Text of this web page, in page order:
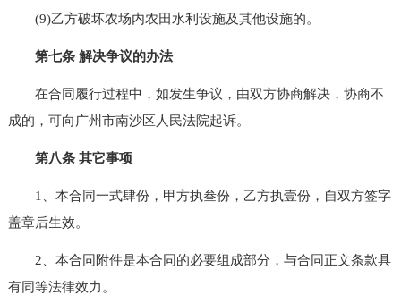
(9)乙方破坏农场内农田水利设施及其他设施的。
第七条 解决争议的办法
在合同履行过程中，如发生争议，由双方协商解决，协商不
成的，可向广州市南沙区人民法院起诉。
第八条 其它事项
1、本合同一式肆份，甲方执叁份，乙方执壹份，自双方签字
盖章后生效。
2、本合同附件是本合同的必要组成部分，与合同正文条款具
有同等法律效力。